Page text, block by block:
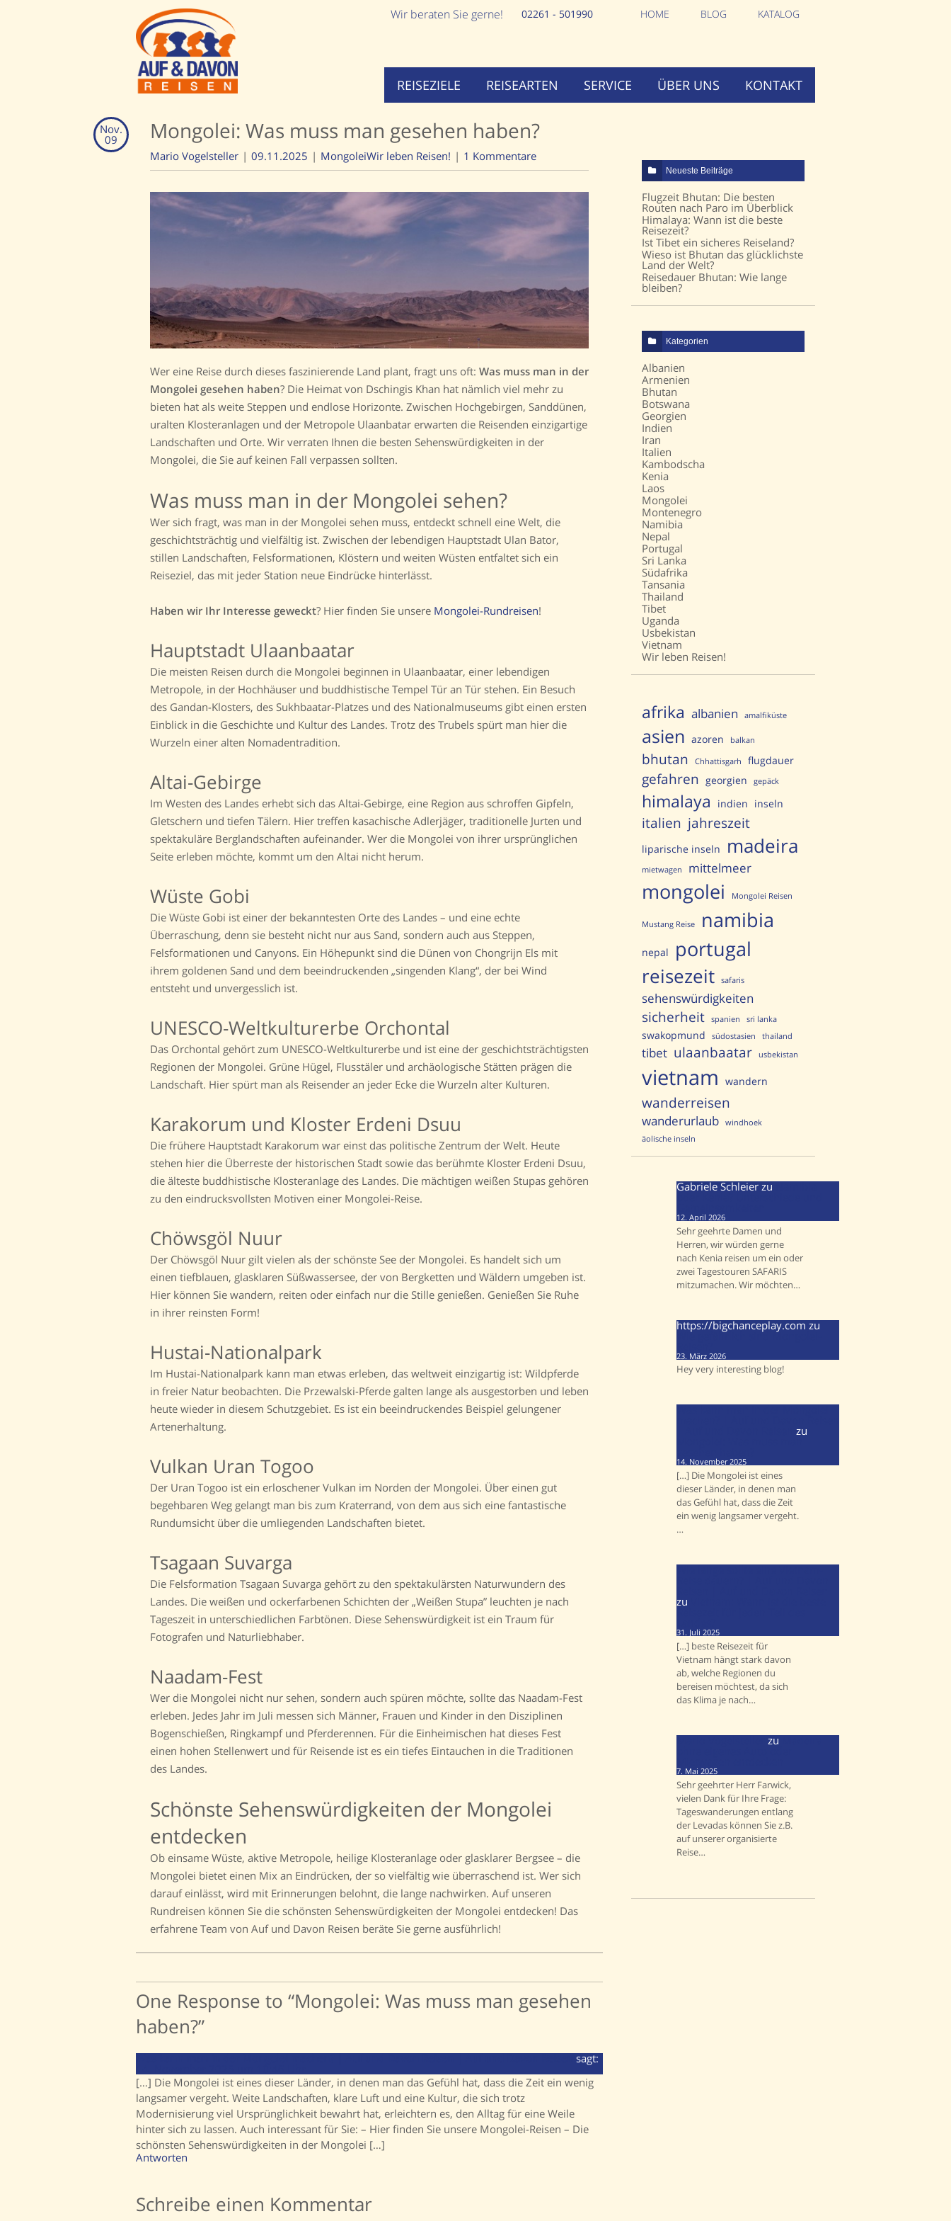
02261 - 501990 HOME BLOG KATALOG
Wir beraten Sie gerne!
REISEZIELE REISEARTEN SERVICE ÜBER UNS KONTAKT
Nov.
09 Mongolei: Was muss man gesehen haben?
Mario Vogelsteller 09.11.2025 MongoleiWir leben Reisen! 1 Kommentare
Wer eine Reise durch dieses faszinierende Land plant, fragt uns oft: Was muss man in der
Mongolei gesehen haben? Die Heimat von Dschingis Khan hat nämlich viel mehr zu
bieten hat als weite Steppen und endlose Horizonte. Zwischen Hochgebirgen, Sanddünen,
uralten Klosteranlagen und der Metropole Ulaanbatar erwarten die Reisenden einzigartige
Landschaften und Orte. Wir verraten Ihnen die besten Sehenswürdigkeiten in der
Mongolei, die Sie auf keinen Fall verpassen sollten.
Was muss man in der Mongolei sehen?
Wer sich fragt, was man in der Mongolei sehen muss, entdeckt schnell eine Welt, die
geschichtsträchtig und vielfältig ist. Zwischen der lebendigen Hauptstadt Ulan Bator,
stillen Landschaften, Felsformationen, Klöstern und weiten Wüsten entfaltet sich ein
Reiseziel, das mit jeder Station neue Eindrücke hinterlässt.
Haben wir Ihr Interesse geweckt? Hier finden Sie unsere Mongolei-Rundreisen!
Hauptstadt Ulaanbaatar
Die meisten Reisen durch die Mongolei beginnen in Ulaanbaatar, einer lebendigen
Metropole, in der Hochhäuser und buddhistische Tempel Tür an Tür stehen. Ein Besuch
des Gandan-Klosters, des Sukhbaatar-Platzes und des Nationalmuseums gibt einen ersten
Einblick in die Geschichte und Kultur des Landes. Trotz des Trubels spürt man hier die
Wurzeln einer alten Nomadentradition.
Altai-Gebirge
Im Westen des Landes erhebt sich das Altai-Gebirge, eine Region aus schroffen Gipfeln,
Gletschern und tiefen Tälern. Hier treffen kasachische Adlerjäger, traditionelle Jurten und
spektakuläre Berglandschaften aufeinander. Wer die Mongolei von ihrer ursprünglichen
Seite erleben möchte, kommt um den Altai nicht herum.
Wüste Gobi
Die Wüste Gobi ist einer der bekanntesten Orte des Landes – und eine echte
Überraschung, denn sie besteht nicht nur aus Sand, sondern auch aus Steppen,
Felsformationen und Canyons. Ein Höhepunkt sind die Dünen von Chongrijn Els mit
ihrem goldenen Sand und dem beeindruckenden „singenden Klang“, der bei Wind
entsteht und unvergesslich ist.
UNESCO-Weltkulturerbe Orchontal
Das Orchontal gehört zum UNESCO-Weltkulturerbe und ist eine der geschichtsträchtigsten
Regionen der Mongolei. Grüne Hügel, Flusstäler und archäologische Stätten prägen die
Landschaft. Hier spürt man als Reisender an jeder Ecke die Wurzeln alter Kulturen.
Karakorum und Kloster Erdeni Dsuu
Die frühere Hauptstadt Karakorum war einst das politische Zentrum der Welt. Heute
stehen hier die Überreste der historischen Stadt sowie das berühmte Kloster Erdeni Dsuu,
die älteste buddhistische Klosteranlage des Landes. Die mächtigen weißen Stupas gehören
zu den eindrucksvollsten Motiven einer Mongolei-Reise.
Chöwsgöl Nuur
Der Chöwsgöl Nuur gilt vielen als der schönste See der Mongolei. Es handelt sich um
einen tiefblauen, glasklaren Süßwassersee, der von Bergketten und Wäldern umgeben ist.
Hier können Sie wandern, reiten oder einfach nur die Stille genießen. Genießen Sie Ruhe
in ihrer reinsten Form!
Hustai-Nationalpark
Im Hustai-Nationalpark kann man etwas erleben, das weltweit einzigartig ist: Wildpferde
in freier Natur beobachten. Die Przewalski-Pferde galten lange als ausgestorben und leben
heute wieder in diesem Schutzgebiet. Es ist ein beeindruckendes Beispiel gelungener
Artenerhaltung.
Vulkan Uran Togoo
Der Uran Togoo ist ein erloschener Vulkan im Norden der Mongolei. Über einen gut
begehbaren Weg gelangt man bis zum Kraterrand, von dem aus sich eine fantastische
Rundumsicht über die umliegenden Landschaften bietet.
Tsagaan Suvarga
Die Felsformation Tsagaan Suvarga gehört zu den spektakulärsten Naturwundern des
Landes. Die weißen und ockerfarbenen Schichten der „Weißen Stupa” leuchten je nach
Tageszeit in unterschiedlichen Farbtönen. Diese Sehenswürdigkeit ist ein Traum für
Fotografen und Naturliebhaber.
Naadam-Fest
Wer die Mongolei nicht nur sehen, sondern auch spüren möchte, sollte das Naadam-Fest
erleben. Jedes Jahr im Juli messen sich Männer, Frauen und Kinder in den Disziplinen
Bogenschießen, Ringkampf und Pferderennen. Für die Einheimischen hat dieses Fest
einen hohen Stellenwert und für Reisende ist es ein tiefes Eintauchen in die Traditionen
des Landes.
Schönste Sehenswürdigkeiten der Mongolei
entdecken
Ob einsame Wüste, aktive Metropole, heilige Klosteranlage oder glasklarer Bergsee – die
Mongolei bietet einen Mix an Eindrücken, der so vielfältig wie überraschend ist. Wer sich
darauf einlässt, wird mit Erinnerungen belohnt, die lange nachwirken. Auf unseren
Rundreisen können Sie die schönsten Sehenswürdigkeiten der Mongolei entdecken! Das
erfahrene Team von Auf und Davon Reisen beräte Sie gerne ausführlich!
One Response to “Mongolei: Was muss man gesehen
haben?”
Was kann man in der Mongolei machen? | Auf und Davon Reisen | Auf und Davon Reisen sagt:
[…] Die Mongolei ist eines dieser Länder, in denen man das Gefühl hat, dass die Zeit ein wenig
langsamer vergeht. Weite Landschaften, klare Luft und eine Kultur, die sich trotz
Modernisierung viel Ursprünglichkeit bewahrt hat, erleichtern es, den Alltag für eine Weile
hinter sich zu lassen. Auch interessant für Sie: – Hier finden Sie unsere Mongolei-Reisen – Die
schönsten Sehenswürdigkeiten in der Mongolei […]
Antworten
Schreibe einen Kommentar
Neueste Beiträge
Flugzeit Bhutan: Die besten
Routen nach Paro im Überblick
Himalaya: Wann ist die beste
Reisezeit?
Ist Tibet ein sicheres Reiseland?
Wieso ist Bhutan das glücklichste
Land der Welt?
Reisedauer Bhutan: Wie lange
bleiben?
Kategorien
Albanien
Armenien
Bhutan
Botswana
Georgien
Indien
Iran
Italien
Kambodscha
Kenia
Laos
Mongolei
Montenegro
Namibia
Nepal
Portugal
Sri Lanka
Südafrika
Tansania
Thailand
Tibet
Uganda
Usbekistan
Vietnam
Wir leben Reisen!
afrika albanien amalfiküste
asien azoren balkan
bhutan Chhattisgarh flugdauer
gefahren georgien gepäck
himalaya indien inseln
italien jahreszeit
liparische inseln madeira
mietwagen mittelmeer
mongolei Mongolei Reisen
Mustang Reise namibia
nepal portugal
reisezeit safaris
sehenswürdigkeiten
sicherheit spanien sri lanka
swakopmund südostasien thailand
tibet ulaanbaatar usbekistan
vietnam wandern
wanderreisen
wanderurlaub
windhoek
äolische inseln
Gabriele Schleierzu
12. April 2026
Sehr geehrte Damen und
Herren, wir würden gerne
nach Kenia reisen um ein oder
zwei Tagestouren SAFARIS
mitzumachen. Wir möchten…
https://bigchanceplay.comzu
Wie gefährlich sind Mongolei-
23. März 2026
Hey very interesting blog!
zu
14. November 2025
[…] Die Mongolei ist eines
dieser Länder, in denen man
das Gefühl hat, dass die Zeit
ein wenig langsamer vergeht.
…
zu
31. Juli 2025
[…] beste Reisezeit für
Vietnam hängt stark davon
ab, welche Regionen du
bereisen möchtest, da sich
das Klima je nach…
Mario VogelstellerzuMadeira
7. Mai 2025
Sehr geehrter Herr Farwick,
vielen Dank für Ihre Frage:
Tageswanderungen entlang
der Levadas können Sie z.B.
auf unserer organisierte
Reise…